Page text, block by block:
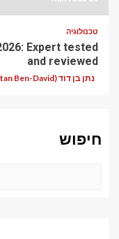
טכנולוגיה
Expert tested
and reviewed
נתן בן דוד (Natan Ben-David)
חיפוש